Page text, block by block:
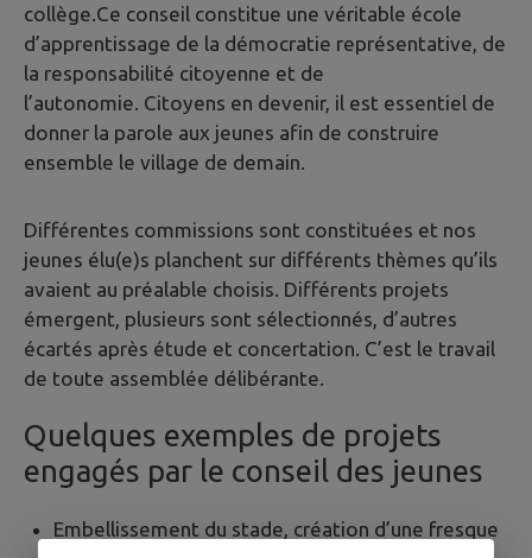
collège.Ce conseil constitue une véritable école
d’apprentissage de la démocratie représentative, de
la responsabilité citoyenne et de
l’autonomie. Citoyens en devenir, il est essentiel de
donner la parole aux jeunes afin de construire
ensemble le village de demain.
Différentes commissions sont constituées et nos
jeunes élu(e)s planchent sur différents thèmes qu’ils
avaient au préalable choisis. Différents projets
émergent, plusieurs sont sélectionnés, d’autres
écartés après étude et concertation. C’est le travail
de toute assemblée délibérante.
Quelques exemples de projets
engagés par le conseil des jeunes
Embellissement du stade, création d’une fresque